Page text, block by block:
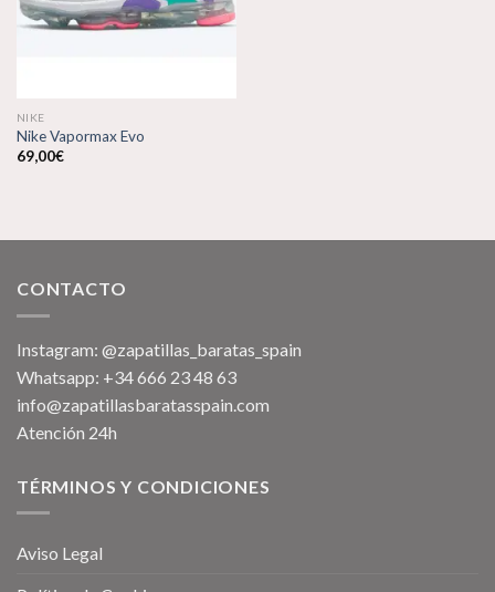
NIKE
Nike Vapormax Evo
69,00€
CONTACTO
Instagram: @zapatillas_baratas_spain
Whatsapp: +34 666 23 48 63
info@zapatillasbaratasspain.com
Atención 24h
TÉRMINOS Y CONDICIONES
Aviso Legal